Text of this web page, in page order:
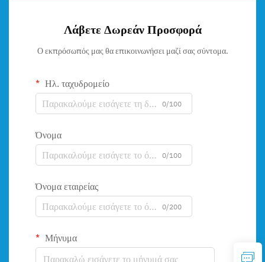
Λάβετε Δωρεάν Προσφορά
Ο εκπρόσωπός μας θα επικοινωνήσει μαζί σας σύντομα.
Ηλ. ταχυδρομείο
0/100
Όνομα
0/100
Όνομα εταιρείας
0/200
Μήνυμα